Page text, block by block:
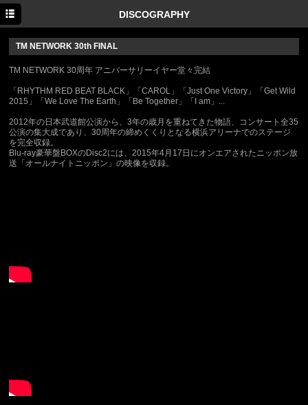
DISCOGRAPHY
TM NETWORK 30th FINAL
TM NETWORK 30周年 アニバーサリーイヤー堂々完結
「RHYTHM RED BEAT BLACK」「CAROL」「Just One Victory」「Get Wild
2015」「We Love The Earth」「Be Together」「I am」...
2012年の日本武道館公演から、3年の歳月を重ねてきた物語、コンサート全35
公演の集大成であり、30周年の締めくくりとなる横浜アリーナでのステージ
を完全収録。
Blu-ray豪華盤BOXのDisc2には、2015年4月17日にオンエアされたニッポン放
送「オールナイトニッポン」の映像を収録。
INFORMATION
SCHEDULE
PROFILE
DISCOGRAPHY
MOVIE